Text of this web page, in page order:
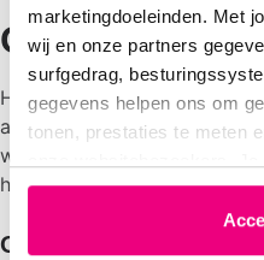
marketingdoeleinden. Met
wij en onze partners
surfgedrag,
gegevens helpen ons om
tonen, prestaties te meten
moment wijzigen of
linksonder elke pagina. De
in het tabblad “details”.
Overlast van
Heb jij last van houtrook in
aan met je buren en
weten namelijk dat het bij
hoe groot de negatieve
Overlast melden